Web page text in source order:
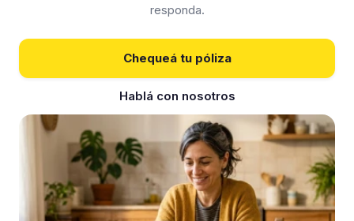
responda.
Chequeá tu póliza
Hablá con nosotros